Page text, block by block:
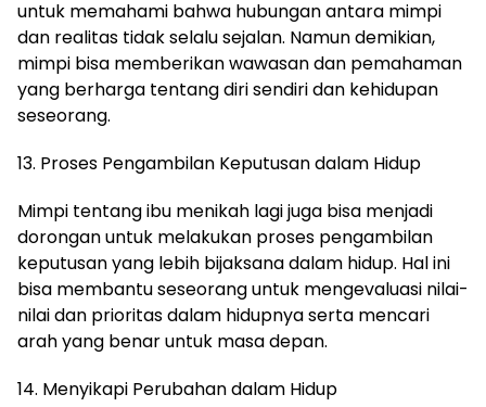
untuk memahami bahwa hubungan antara mimpi
dan realitas tidak selalu sejalan. Namun demikian,
mimpi bisa memberikan wawasan dan pemahaman
yang berharga tentang diri sendiri dan kehidupan
seseorang.
13. Proses Pengambilan Keputusan dalam Hidup
Mimpi tentang ibu menikah lagi juga bisa menjadi
dorongan untuk melakukan proses pengambilan
keputusan yang lebih bijaksana dalam hidup. Hal ini
bisa membantu seseorang untuk mengevaluasi nilai-
nilai dan prioritas dalam hidupnya serta mencari
arah yang benar untuk masa depan.
14. Menyikapi Perubahan dalam Hidup